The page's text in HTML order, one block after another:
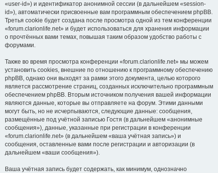
«user-id») и идентификатор анонимной сессии (в дальнейшем «session-
id»), автоматически присвоенные вам программным обеспечением phpBB.
Третья cookie будет создана после просмотра одной из тем конференции
«forum.clarionlife.net» и будет использоваться для хранения информации
о прочтённых вами темах, повышая таким образом удобство работы с
форумами.
Также во время просмотра конференции «forum.clarionlife.net» мы можем
установить cookies, внешние по отношению к программному обеспечению
phpBB, однако они выходят за рамки этого документа, целью которого
является рассмотрение страниц, созданных исключительно программным
обеспечением phpBB. Вторым источником получения вашей информации
являются данные, которые вы отправляете на форум. Этими данными
могут быть, но не исчерпываются, следующие данные: сообщения,
размещённые под учётной записью Гостя (в дальнейшем «анонимные
сообщения»), данные, указанные при регистрации в конференции
«forum.clarionlife.net» (в дальнейшем «ваша учётная запись») и
сообщения, оставленные вами после регистрации и авторизации (в
дальнейшем «ваши сообщения»).
Ваша учётная запись будет содержать, как минимум, однозначно